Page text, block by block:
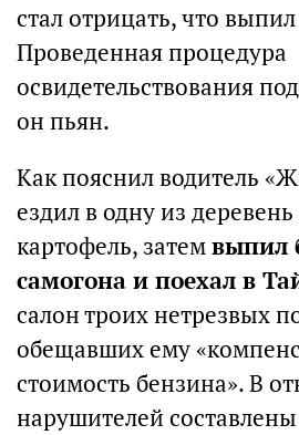
стал отрицать, что
Проведенная процедура
освидетельствования
он пьян.
Как пояснил водитель
ездил в одну из
картофель, затемвыпил
самогона и поехал в
салон троих нетрезвых
обещавших ему
стоимость бензина». В
нарушителей